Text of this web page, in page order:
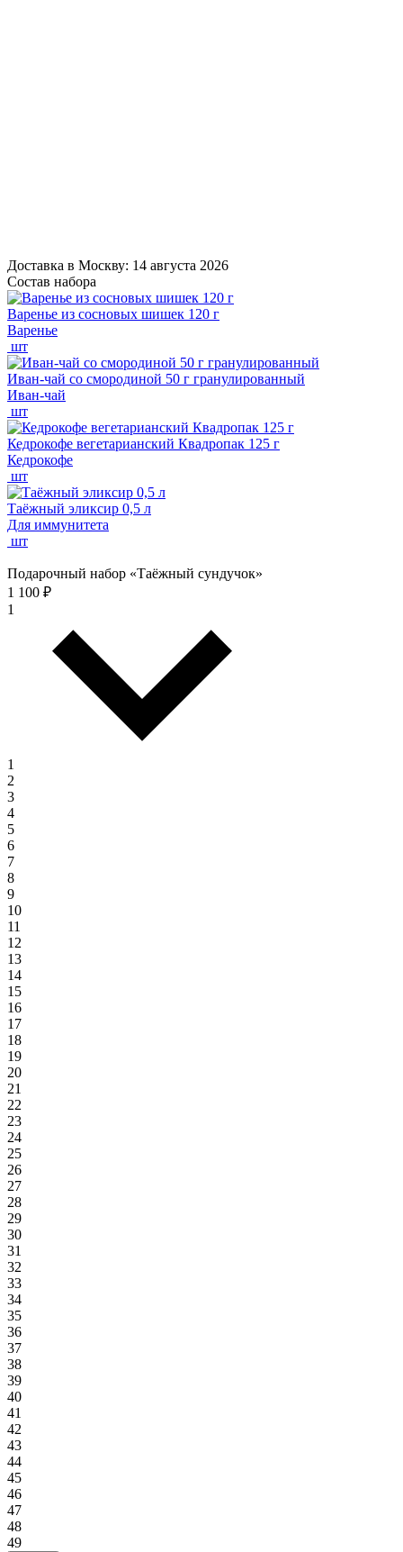
Доставка в Москву: 14 августа 2026
Состав набора
Варенье из сосновых шишек 120 г
Варенье
шт
Иван-чай со смородиной 50 г гранулированный
Иван-чай
шт
Кедрокофе вегетарианский Квадропак 125 г
Кедрокофе
шт
Таёжный эликсир 0,5 л
Для иммунитета
шт
Подарочный набор «Таёжный сундучок»
1 100 ₽
1
1
2
3
4
5
6
7
8
9
10
11
12
13
14
15
16
17
18
19
20
21
22
23
24
25
26
27
28
29
30
31
32
33
34
35
36
37
38
39
40
41
42
43
44
45
46
47
48
49